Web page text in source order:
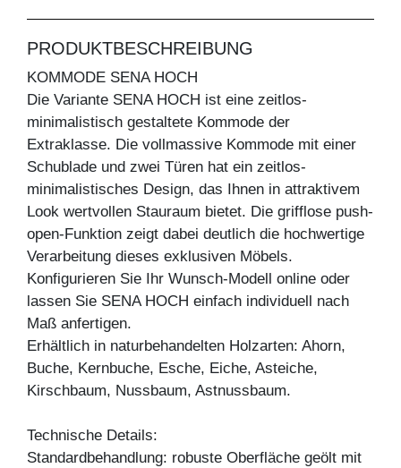
PRODUKTBESCHREIBUNG
KOMMODE SENA HOCH
Die Variante SENA HOCH ist eine zeitlos-
minimalistisch gestaltete Kommode der
Extraklasse. Die vollmassive Kommode mit einer
Schublade und zwei Türen hat ein zeitlos-
minimalistisches Design, das Ihnen in attraktivem
Look wertvollen Stauraum bietet. Die grifflose push-
open-Funktion zeigt dabei deutlich die hochwertige
Verarbeitung dieses exklusiven Möbels.
Konfigurieren Sie Ihr Wunsch-Modell online oder
lassen Sie SENA HOCH einfach individuell nach
Maß anfertigen.
Erhältlich in naturbehandelten Holzarten: Ahorn,
Buche, Kernbuche, Esche, Eiche, Asteiche,
Kirschbaum, Nussbaum, Astnussbaum.
Technische Details:
Standardbehandlung: robuste Oberfläche geölt mit